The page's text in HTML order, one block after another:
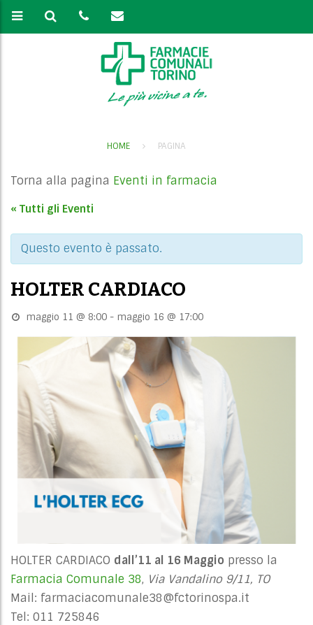
HOME PAGINA
Torna alla pagina Eventi in farmacia
« Tutti gli Eventi
Questo evento è passato.
HOLTER CARDIACO
maggio 11 @ 8:00 - maggio 16 @ 17:00
HOLTER CARDIACO dall’11 al 16 Maggio presso la
Farmacia Comunale 38, Via Vandalino 9/11, TO
Mail: farmaciacomunale38@fctorinospa.it
Tel: 011 725846